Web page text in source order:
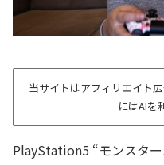
当サイトはアフィリエイト
にはAIを
PlayStation5 “モンスタ